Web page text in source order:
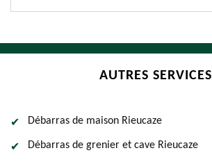
AUTRES SERVICES
Débarras de maison Rieucaze
Débarras de grenier et cave Rieucaze